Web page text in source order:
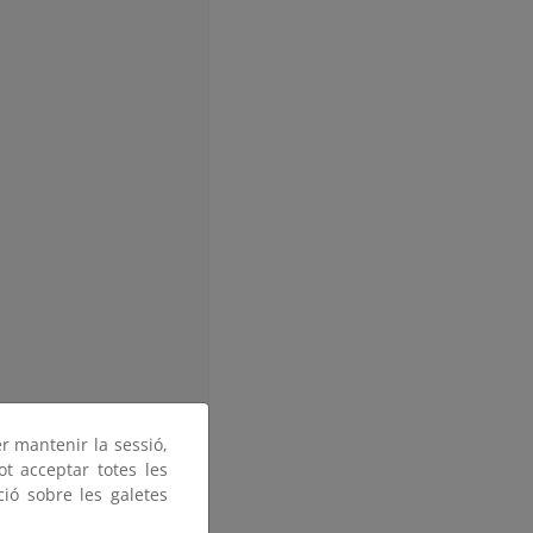
mantenir la sessió,
acceptar totes les
sobre les galetes